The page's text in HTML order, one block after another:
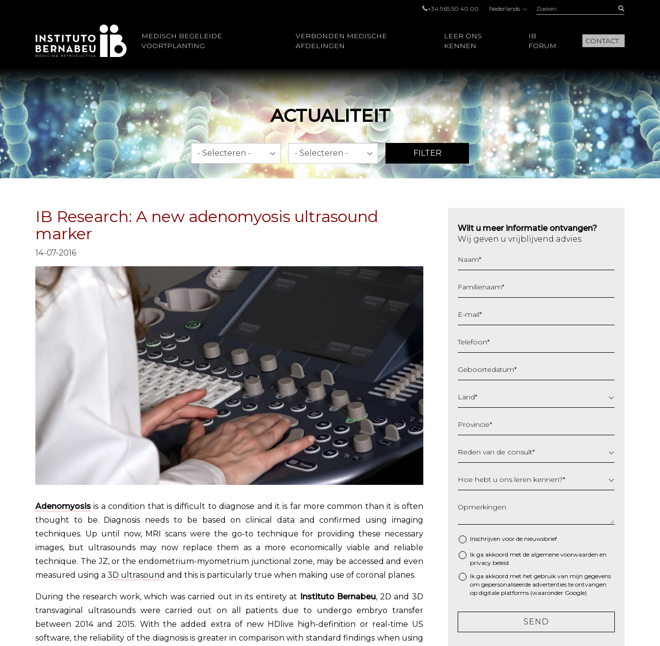
+34 965 50 40 00 Nederlands Zoeken:
MEDISCH BEGELEIDE
VOORTPLANTING
VERBONDEN MEDISCHE
AFDELINGEN
LEER ONS
KENNEN
IB
FORUM
CONTACT
ACTUALITEIT
Maand Jaar
FILTER
IB Research: A new adenomyosis ultrasound
marker
14-07-2016
Adenomyosis is a condition that is difficult to diagnose and it is far more common than it is often
thought to be. Diagnosis needs to be based on clinical data and confirmed using imaging
techniques. Up until now, MRI scans were the go-to technique for providing these necessary
images, but ultrasounds may now replace them as a more economically viable and reliable
technique. The JZ, or the endometrium-myometrium junctional zone, may be accessed and even
measured using a 3D ultrasound and this is particularly true when making use of coronal planes.
During the research work, which was carried out in its entirety at Instituto Bernabeu, 2D and 3D
transvaginal ultrasounds were carried out on all patients due to undergo embryo transfer
between 2014 and 2015. With the added extra of new HDlive high-definition or real-time US
software, the reliability of the diagnosis is greater in comparison with standard findings when using
Wilt u meer informatie ontvangen?
Wij geven u vrijblijvend advies
Naam*
Familienaam*
E-mail*
Telefoon*
Geboortedatum*
slash
MM
JJJJ
Land*
Provincie*
Reden van de consult*
Hoe hebt u ons leren kennen?*
Opmerkingen
Inschrijven voor de nieuwsbrief
* Ik ga akkoord met de algemene voorwaarden en
privacy beleid
Ik ga akkoord met het gebruik van mijn gegevens
om gepersonaliseerde advertenties te ontvangen
op digitale platforms (waaronder Google)
SEND